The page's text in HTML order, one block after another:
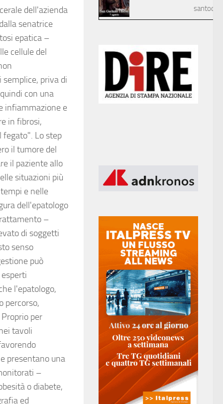
dell'azienda
senatrice
epatica –
cellule del
priva di
con una
infiammazione e
in fibrosi,
fegato". Lo step
il tumore del
il paziente allo
situazioni più
e nelle
dell'epatologo
–
di soggetti
senso
può
l'epatologo,
percorso,
per
tavoli
presentano una
–
o diabete,
ed